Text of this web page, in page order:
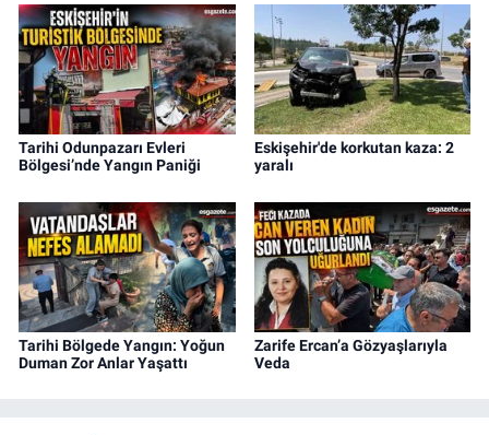
Tarihi Odunpazarı Evleri
Bölgesi’nde Yangın Paniği
Eskişehir'de korkutan kaza: 2
yaralı
Tarihi Bölgede Yangın: Yoğun
Duman Zor Anlar Yaşattı
Zarife Ercan’a Gözyaşlarıyla
Veda